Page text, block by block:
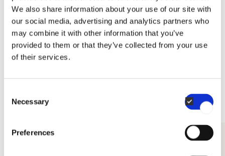
We also share information about your use of our site with
our social media, advertising and analytics partners who
may combine it with other information that you’ve
provided to them or that they’ve collected from your use
of their services.
Selection
Necessary
Preferences
•Danois
•Français
Allemand
•Suédois
Manuel d’installation HOUNÖ PROTECT pour les
modèles Visual Cooking et CombiSlim / Invoq
miniCombi
•Anglais
•Polonais
Accessoires connexes